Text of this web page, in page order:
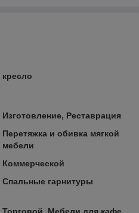
кресло
Изготовление, Реставрация
Перетяжка и обивка мягкой
мебели
Коммерческой
Спальные гарнитуры
Торговой, Мебели для кафе